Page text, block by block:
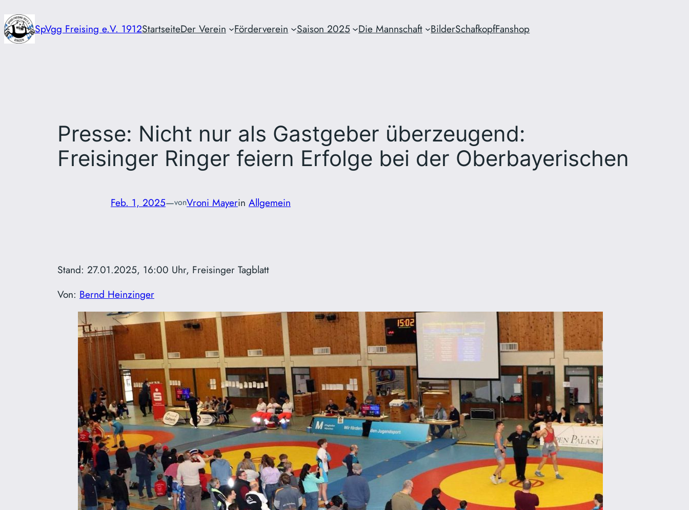
Zum
Inhalt
springen
SpVgg Freising e.V. 1912StartseiteDer Verein Förderverein Saison 2025 Die Mannschaft BilderSchafkopfFanshop
Presse: Nicht nur als Gastgeber überzeugend:
Freisinger Ringer feiern Erfolge bei der Oberbayerischen
Feb. 1, 2025—vonVroni Mayerin Allgemein
Stand: 27.01.2025, 16:00 Uhr, Freisinger Tagblatt
Von: Bernd Heinzinger